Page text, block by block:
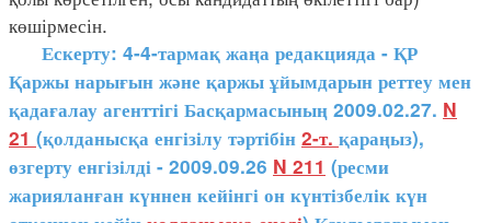
көшірмесін.
Ескерту: 4-4-тармақ жаңа редакцияда - ҚР
Қаржы нарығын және қаржы ұйымдарын реттеу мен
қадағалау агенттігі Басқармасының 2009.02.27. N
21 (қолданысқа енгізілу тәртібін 2-т. қараңыз),
өзгерту енгізілді - 2009.09.26 N 211 (ресми
жарияланған күннен кейінгі он күнтізбелік күн